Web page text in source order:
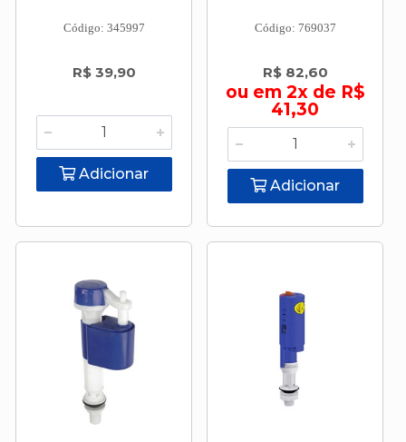
Código: 345997
R$ 39,90
Adicionar
Código: 769037
R$ 82,60
ou em 2x de R$
41,30
Adicionar